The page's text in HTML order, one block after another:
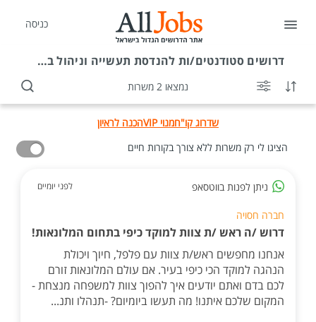
כניסה
דרושים סטודנטים/ות להנדסת תעשייה וניהול בבית שמש
נמצאו 2 משרות
שדרוג קו"חמנוי VIP
הכנה לראיון
הציגו לי רק משרות ללא צורך בקורות חיים
ניתן לפנות בווטסאפ לפני יומיים
חברה חסויה
דרוש /ה ראש /ת צוות למוקד כיפי בתחום המלונאות!
אנחנו מחפשים ראש/ת צוות עם פלפל, חיוך ויכולת
הנהגה למוקד הכי כיפי בעיר. אם עולם המלונאות זורם
לכם בדם ואתם יודעים איך להפוך צוות למשפחה מנצחת -
המקום שלכם איתנו! מה תעשו ביומיום? -תנהלו ותנ...